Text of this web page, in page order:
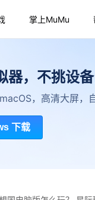
掌上MuMu
，不挑设备
，高清大屏，
下载